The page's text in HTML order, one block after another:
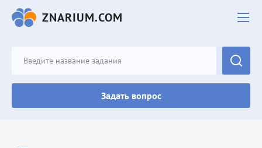
ZNARIUM.COM
Задать вопрос